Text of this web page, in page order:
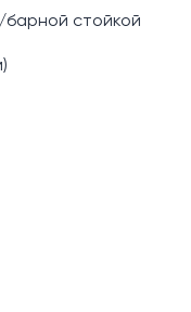
барной стойкой